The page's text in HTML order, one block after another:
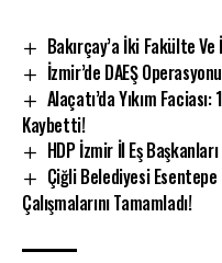
Bakırçay’a İki Fakülte
İzmir’de DAEŞ
Alaçatı’da Yıkım
Kaybetti!
HDP İzmir İl Eş
Çiğli Belediyesi
Çalışmalarını Tamamladı!